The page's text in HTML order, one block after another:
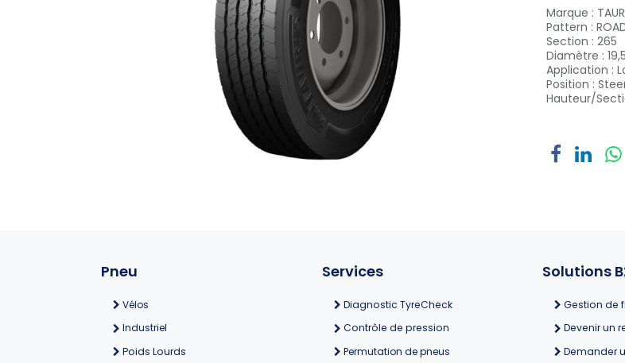
Marque :
Pattern :
Section : 265
Diamètre : 19,5
Application :
Position :
Hauteur/
Services
Diagnostic TyreCheck
Contrôle de pression
Permutation de pneus
Solutions
Gestion de
Devenir un
Demander
Pneu
Vélos
Industriel
Poids Lourds